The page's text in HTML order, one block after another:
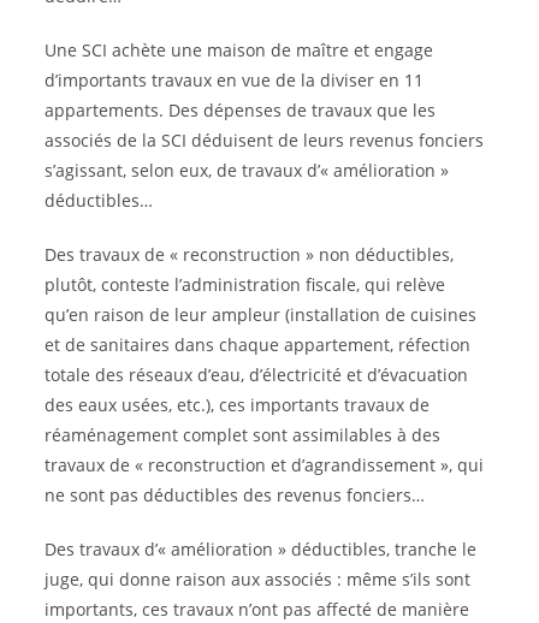
Une SCI achète une maison de maître et engage
d’importants travaux en vue de la diviser en 11
appartements. Des dépenses de travaux que les
associés de la SCI déduisent de leurs revenus fonciers
s’agissant, selon eux, de travaux d’« amélioration »
déductibles…
Des travaux de « reconstruction » non déductibles,
plutôt, conteste l’administration fiscale, qui relève
qu’en raison de leur ampleur (installation de cuisines
et de sanitaires dans chaque appartement, réfection
totale des réseaux d’eau, d’électricité et d’évacuation
des eaux usées, etc.), ces importants travaux de
réaménagement complet sont assimilables à des
travaux de « reconstruction et d’agrandissement », qui
ne sont pas déductibles des revenus fonciers…
Des travaux d’« amélioration » déductibles, tranche le
juge, qui donne raison aux associés : même s’ils sont
importants, ces travaux n’ont pas affecté de manière